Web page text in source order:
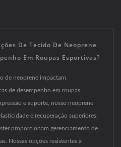
De Tecido De Neoprene
Em Roupas Esportivas?
de neoprene impactam
de desempenho em roupas
e suporte, nosso neoprene
e recuperação superiores,
proporcionam gerenciamento de
Nossas opções resistentes à